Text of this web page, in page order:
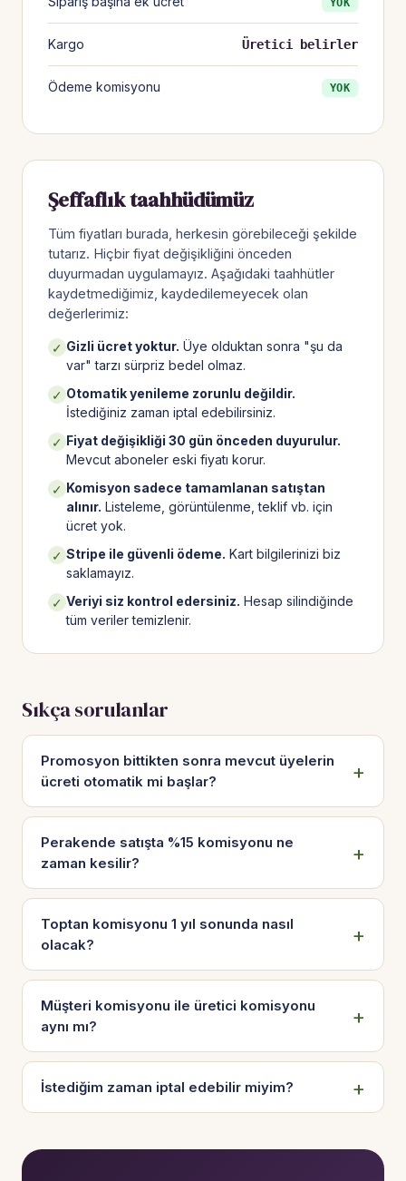
YOK
Kargo Üretici belirler
Ödeme komisyonu YOK
Şeffaflık taahhüdümüz
Tüm fiyatları burada, herkesin görebileceği şekilde
tutarız. Hiçbir fiyat değişikliğini önceden
duyurmadan uygulamayız. Aşağıdaki taahhütler
kaydetmediğimiz, kaydedilemeyecek olan
değerlerimiz:
✓ Gizli ücret yoktur. Üye olduktan sonra "şu da
var" tarzı sürpriz bedel olmaz.
✓ Otomatik yenileme zorunlu değildir.
İstediğiniz zaman iptal edebilirsiniz.
✓ Fiyat değişikliği 30 gün önceden duyurulur.
Mevcut aboneler eski fiyatı korur.
✓ Komisyon sadece tamamlanan satıştan
alınır. Listeleme, görüntülenme, teklif vb. için
ücret yok.
✓ Stripe ile güvenli ödeme. Kart bilgilerinizi biz
saklamayız.
✓ Veriyi siz kontrol edersiniz. Hesap silindiğinde
tüm veriler temizlenir.
Sıkça sorulanlar
Promosyon bittikten sonra mevcut üyelerin
ücreti otomatik mi başlar?
Perakende satışta %15 komisyonu ne
zaman kesilir?
Toptan komisyonu 1 yıl sonunda nasıl
olacak?
Müşteri komisyonu ile üretici komisyonu
aynı mı?
İstediğim zaman iptal edebilir miyim?